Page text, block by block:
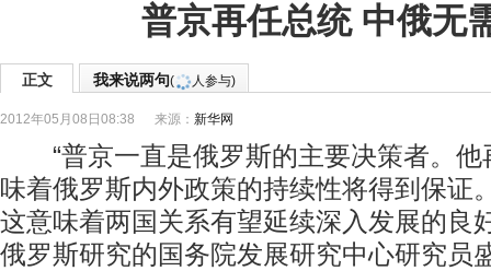
普京再任总统 中俄无
正文 我来说两句( 人参与)
2012年05月08日08:38 来源： 新华网
“普京一直是俄罗斯的主要决策者。他
味着俄罗斯内外政策的持续性将得到保证
这意味着两国关系有望延续深入发展的良
俄罗斯研究的国务院发展研究中心研究员